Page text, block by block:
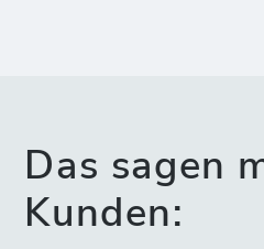
Das sagen
Kunden: